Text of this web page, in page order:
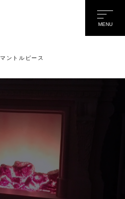
MENU
マントルピース